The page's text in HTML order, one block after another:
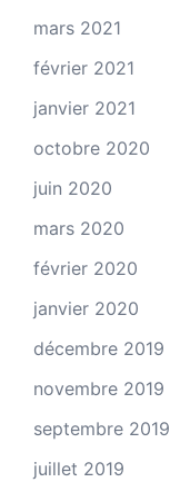
mars 2021
février 2021
janvier 2021
octobre 2020
juin 2020
mars 2020
février 2020
janvier 2020
décembre 2019
novembre 2019
septembre 2019
juillet 2019